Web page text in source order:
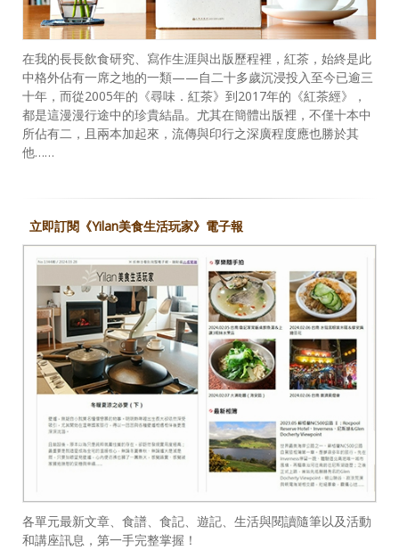
在我的長長飲食研究、寫作生涯與出版歷程裡，紅茶，始終是此
中格外佔有一席之地的一類——自二十多歲沉浸投入至今已逾三
十年，而從2005年的《尋味．紅茶》到2017年的《紅茶經》，
都是這漫漫行途中的珍貴結晶。尤其在簡體出版裡，不僅十本中
所佔有二，且兩本加起來，流傳與印行之深廣程度應也勝於其
他……
立即訂閱《Yilan美食生活玩家》電子報
各單元最新文章、食譜、食記、遊記、生活與閱讀隨筆以及活動
和講座訊息，第一手完整掌握！